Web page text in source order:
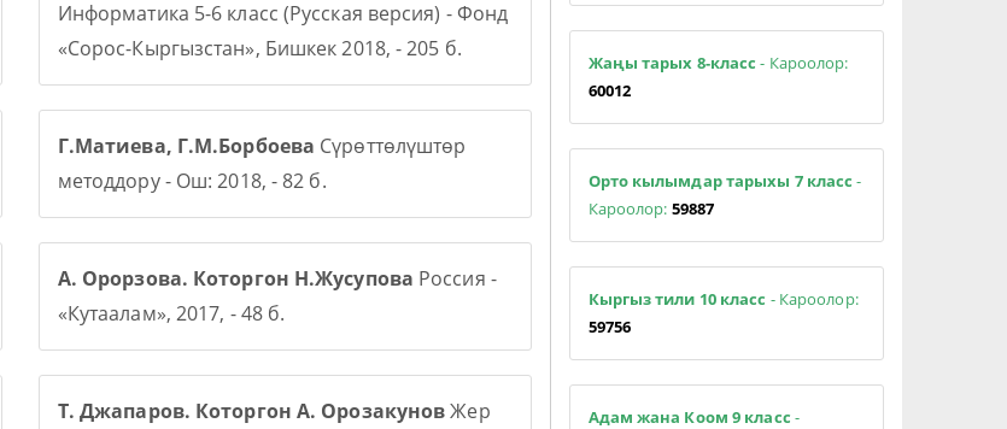
Информатика 5-6 класс (Русская версия) - Фонд
«Сорос-Кыргызстан», Бишкек 2018, - 205 б.
Г.Матиева, Г.М.Борбоева Сүрөттөлүштөр
методдору - Ош: 2018, - 82 б.
А. Орорзова. Которгон Н.Жусупова Россия -
«Кутаалам», 2017, - 48 б.
Т. Джапаров. Которгон А. ОрозакуновЖер
Жаңы тарых 8-класс - Кароолор:
60012
Орто кылымдар тарыхы 7 класс-
Кароолор: 59887
Кыргыз тили 10 класс - Кароолор:
59756
Адам жана Коом 9 класс -